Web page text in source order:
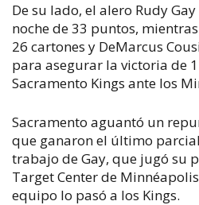
De su lado, el alero Rudy
noche de 33 puntos,
26 cartones y DeMarcus
para asegurar la victoria de
Sacramento Kings ante los
Sacramento aguantó un
que ganaron el último
trabajo de Gay, que jugó su
Target Center de
equipo lo pasó a los Kings.